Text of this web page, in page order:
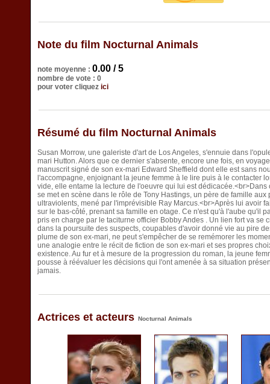
Note du film Nocturnal Animals
note moyenne : 0.00 / 5
nombre de vote : 0
pour voter cliquez ici
Résumé du film Nocturnal Animals
Susan Morrow, une galeriste d'art de Los Angeles, s'ennuie dans
mari Hutton. Alors que ce dernier s'absente, encore une fois, en
manuscrit signé de son ex-mari Edward Sheffield dont elle est sans
l'accompagne, enjoignant la jeune femme à le lire puis à le contacter
vide, elle entame la lecture de l'oeuvre qui lui est
se met en scène dans le rôle de Tony Hastings, un père de famille
ultraviolents, mené par l'imprévisible Ray Marcus.<br>Après lui avoir
sur le bas-côté, prenant sa famille en otage. Ce n'est qu'à l'aube qu'il
pris en charge par le taciturne officier Bobby Andes . Un lien fort va se
dans la poursuite des suspects, coupables d'avoir donné vie au pire
plume de son ex-mari, ne peut s'empêcher de se remémorer les
une analogie entre le récit de fiction de son ex-mari et ses propres
existence. Au fur et à mesure de la progression du roman, la jeune
pousse à réévaluer les décisions qui l'ont amenée à sa situation
jamais.
Actrices et acteurs Nocturnal Animals